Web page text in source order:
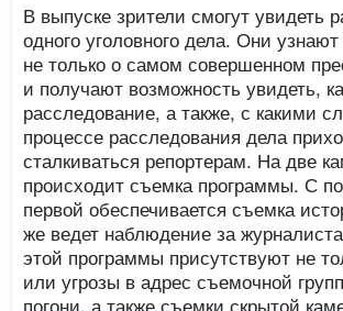
В выпуске зрители смогут увидеть
одного уголовного дела. Они
не только о самом совершенном
и получают возможность увидеть,
расследование, а также, с какими
процессе расследования дела
сталкиваться репортерам. На две
происходит съемка программы. С
первой обеспечивается съемка
же ведет наблюдение за
этой программы присутствуют не
или угрозы в адрес съемочной
погони, а также съемки скрытой